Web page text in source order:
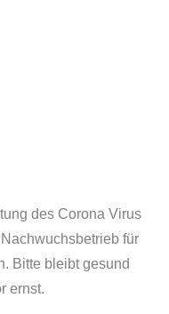
des Corona Virus
für
Bitte bleibt gesund
ernst.